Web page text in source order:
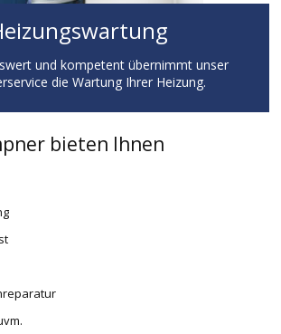
und kompetent übernimmt unser
die Wartung Ihrer Heizung.
bieten Ihnen